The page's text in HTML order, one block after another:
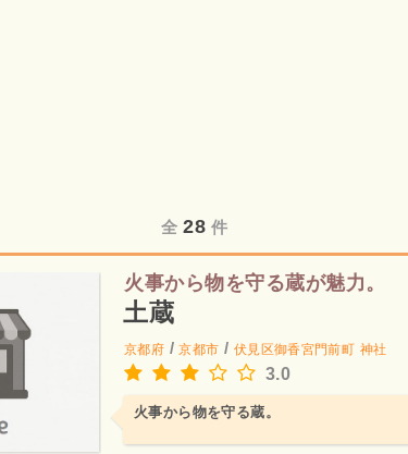
全 28 件
火事から物を守る蔵が魅力。
土蔵
京都府 /京都市 / 伏見区御香宮門前町 神社
3.0
火事から物を守る蔵。